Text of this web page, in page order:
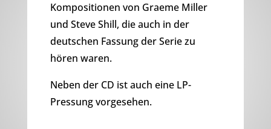
Kompositionen von Graeme Miller
und Steve Shill, die auch in der
deutschen Fassung der Serie zu
hören waren.
Neben der CD ist auch eine LP-
Pressung vorgesehen.